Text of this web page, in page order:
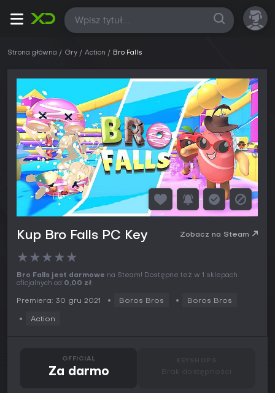
Wszystkie
Strona główna Gry Action Bro Falls
Kup Bro Falls PC Key Zobacz na Steam
★★★★★
Bro Falls jest darmowe na Steam! Dostępne też w 1 sklepach
oficjalnych od 0,00 zł.
Premiera: 30 gru 2021 Boros Bros Boros Bros
Action
OFFICIAL
Za darmo Brak dostępności